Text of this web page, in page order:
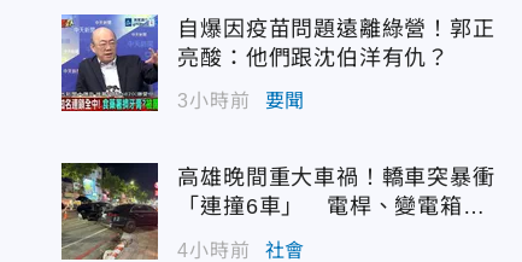
自爆因疫苗問題遠離綠營！郭正
亮酸：他們跟沈伯洋有仇？
3小時前 要聞
高雄晚間重大車禍！轎車突暴衝
「連撞6車」 電桿、變電箱全
遭殃
4小時前 社會